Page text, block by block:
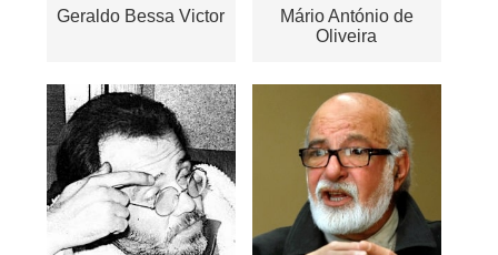
Geraldo Bessa Victor
Mário António de
Oliveira